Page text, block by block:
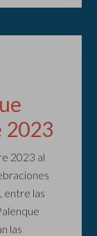
2023
2023 al
entre las
las